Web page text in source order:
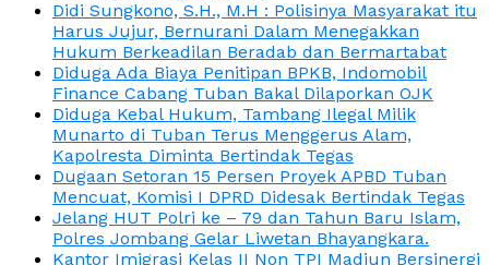
Didi Sungkono, S.H., M.H : Polisinya Masyarakat itu
Harus Jujur, Bernurani Dalam Menegakkan
Hukum Berkeadilan Beradab dan Bermartabat
Diduga Ada Biaya Penitipan BPKB, Indomobil
Finance Cabang Tuban Bakal Dilaporkan OJK
Diduga Kebal Hukum, Tambang Ilegal Milik
Munarto di Tuban Terus Menggerus Alam,
Kapolresta Diminta Bertindak Tegas
Dugaan Setoran 15 Persen Proyek APBD Tuban
Mencuat, Komisi I DPRD Didesak Bertindak Tegas
Jelang HUT Polri ke – 79 dan Tahun Baru Islam,
Polres Jombang Gelar Liwetan Bhayangkara.
Kantor Imigrasi Kelas II Non TPI Madiun Bersinergi